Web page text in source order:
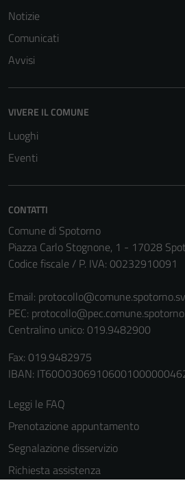
Notizie
Comunicati
Avvisi
VIVERE IL COMUNE
Luoghi
Eventi
CONTATTI
Comune di Spotorno
Piazza Carlo Stognone, 1 - 17028
Codice fiscale / P. IVA: 00232910091
Email:
PEC:
Centralino unico: 019.9482900
Fax: 019.9482975
IBAN:
Leggi le FAQ
Prenotazione appuntamento
Segnalazione disservizio
Richiesta assistenza